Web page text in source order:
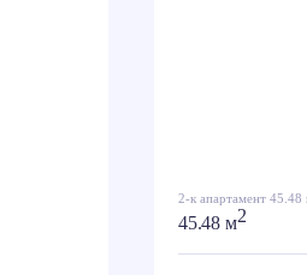
2-к апартамент 45.48
45.48 м2